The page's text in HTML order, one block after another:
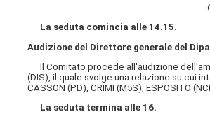
La seduta comincia alle 14.15.
Audizione del Direttore generale del
Il Comitato procede all'audizione
(DIS), il quale svolge una relazione su cui
CASSON (PD), CRIMI (M5S), ESPOSITO
La seduta termina alle 16.